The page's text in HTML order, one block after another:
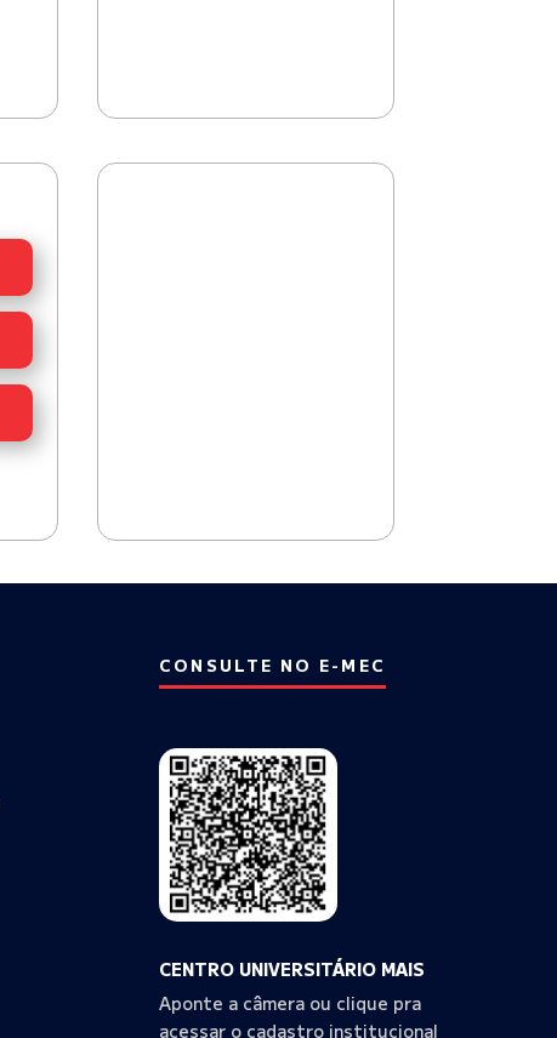
CONSULTE NO E-MEC
CENTRO UNIVERSITÁRIO MAIS
Aponte a câmera ou clique pra
acessar o cadastro institucional